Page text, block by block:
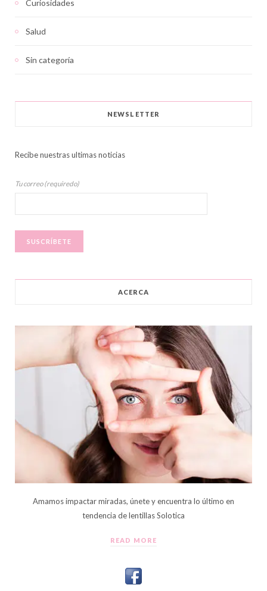
Curiosidades
Salud
Sin categoría
NEWSLETTER
Recibe nuestras ultimas noticias
Tu correo (requiredo)
ACERCA
Amamos impactar miradas, únete y encuentra lo último en
tendencia de lentillas Solotica
READ MORE